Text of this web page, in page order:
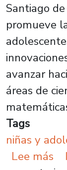
Santiago
promueve
avanzar
áreas de
Tags
niñas y
Lee más